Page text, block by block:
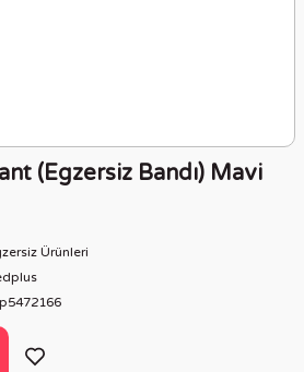
(Egzersiz Bandı) Mavi
Ürünleri